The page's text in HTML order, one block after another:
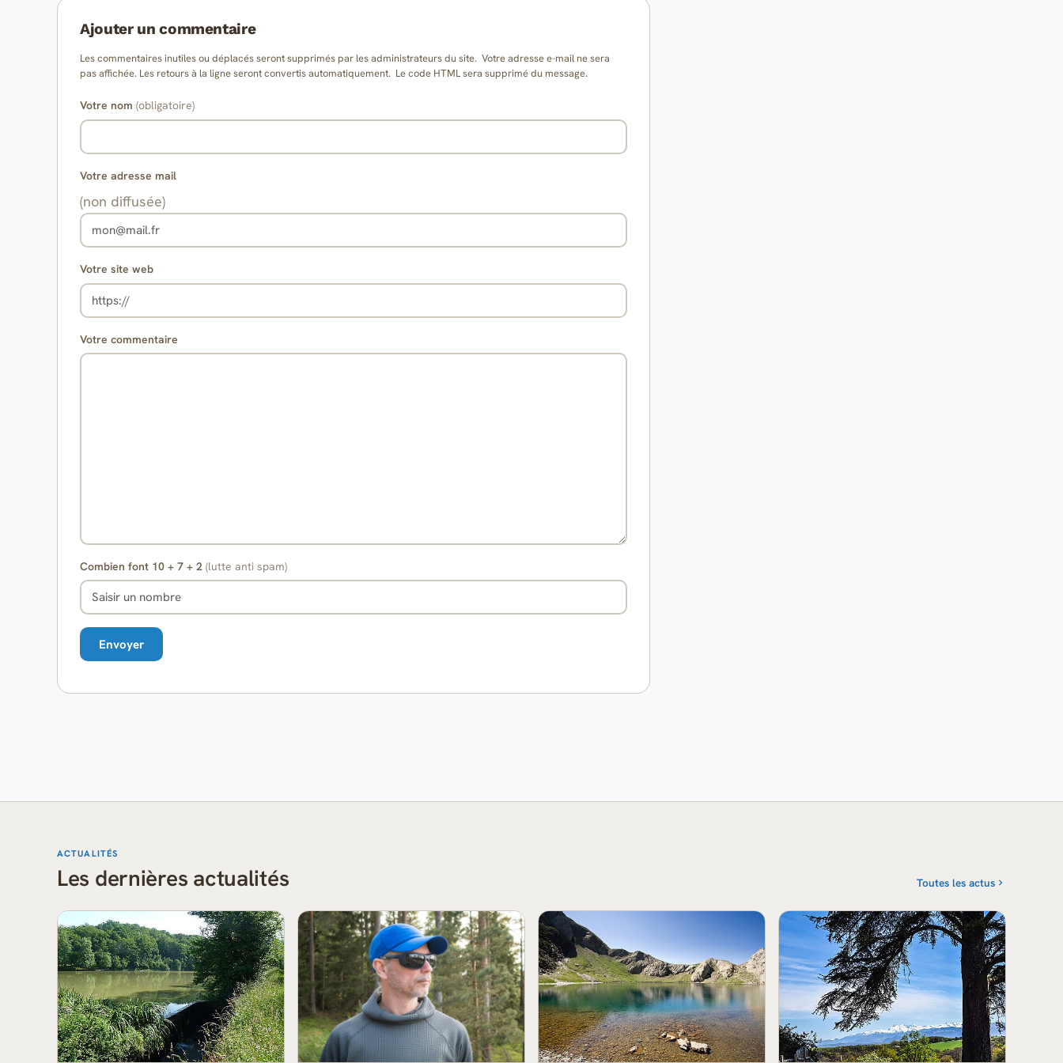
Ajouter un commentaire
Les commentaires inutiles ou déplacés seront supprimés par les administrateurs du site. Votre adresse e-mail ne sera
pas affichée. Les retours à la ligne seront convertis automatiquement. Le code HTML sera supprimé du message.
Votre nom (obligatoire)
Votre adresse mail
(non diffusée)
Votre site web
Votre commentaire
Combien font 10 + 7 + 2 (lutte anti spam)
ACTUALITÉS
Les dernières actualités Toutes les actus